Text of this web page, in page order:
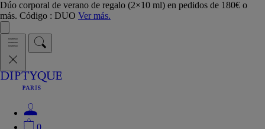
Dúo corporal de verano de regalo (2×10 ml) en pedidos de 180€ o
más. Código : DUO Ver más.
0